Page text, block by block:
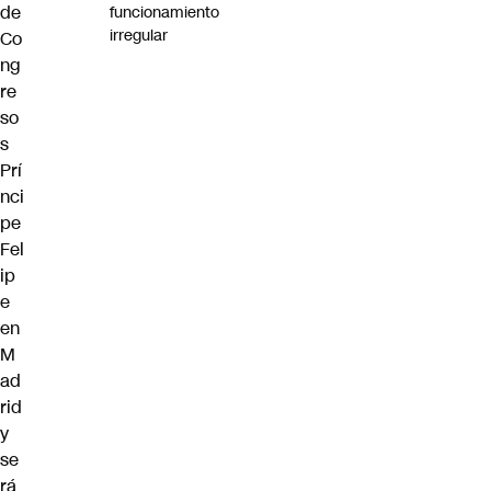
de
Co
ng
re
so
s
Prí
nci
pe
Fel
ip
e
en
M
ad
rid
y
se
rá
funcionamiento
irregular